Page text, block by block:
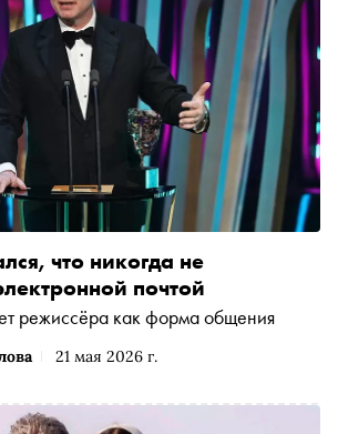
21 мая 2026 г.
что никогда не
почтой
режиссёра как форма общения